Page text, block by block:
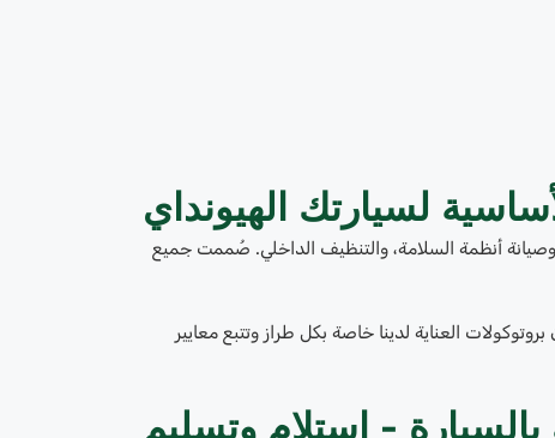
لسيارتك الهيونداي
أنظمة السلامة، والتنظيف الداخلي. صُممت جميع
العناية لدينا خاصة بكل طراز وتتبع معايير
بالسيارة - استلام وتسليم